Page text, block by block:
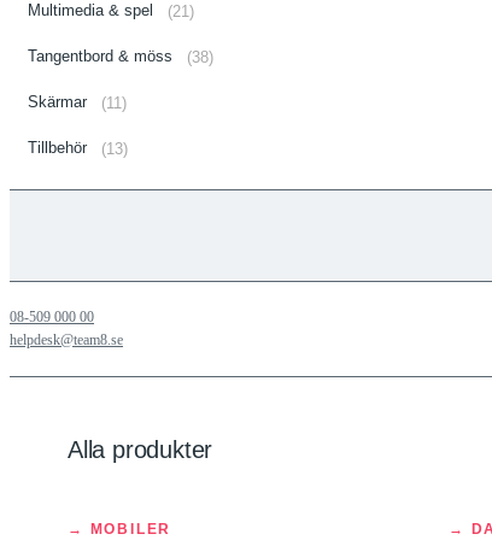
Multimedia & spel (21)
Tangentbord & möss (38)
Skärmar (11)
Tillbehör (13)
08-509 000 00
helpdesk@team8.se
Alla produkter
→ MOBILER →